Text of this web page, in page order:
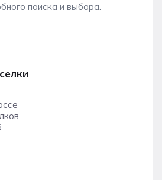
поиска и выбора.